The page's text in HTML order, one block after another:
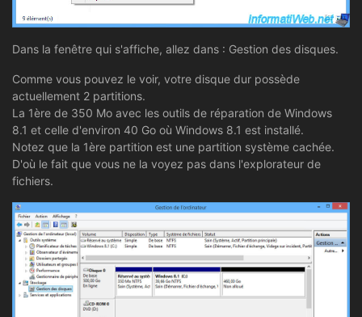
Dans la fenêtre qui s'affiche, allez dans : Gestion des disques.
Comme vous pouvez le voir, votre disque dur possède
actuellement 2 partitions.
La 1ère de 350 Mo avec les outils de réparation de Windows
8.1 et celle d'environ 40 Go où Windows 8.1 est installé.
Notez que la 1ère partition est une partition système cachée.
D'où le fait que vous ne la voyez pas dans l'explorateur de
fichiers.